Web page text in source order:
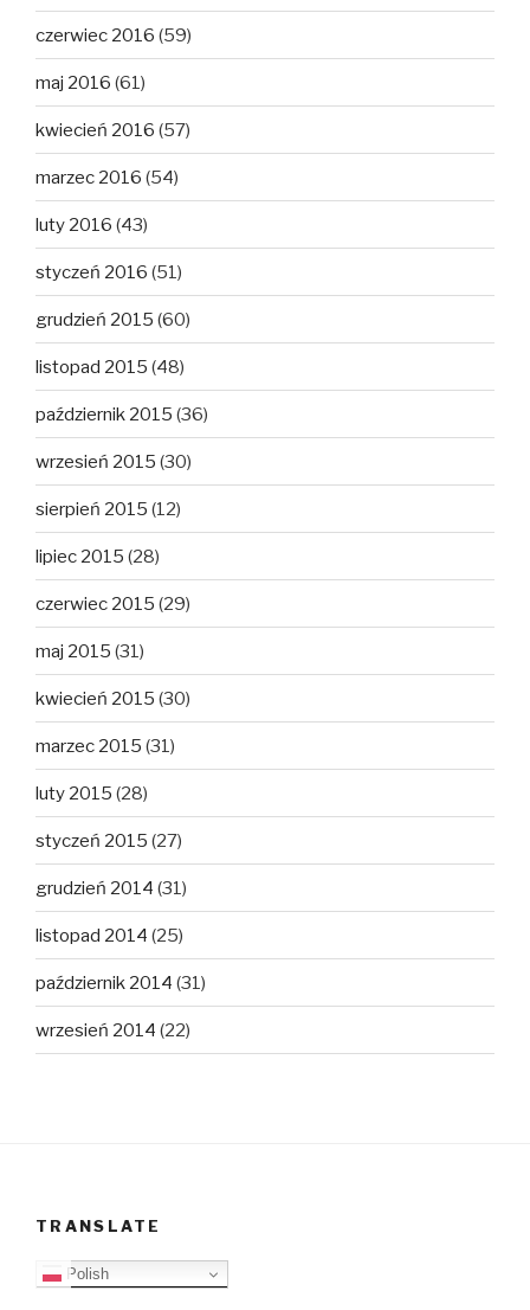
czerwiec 2016 (59)
maj 2016 (61)
kwiecień 2016 (57)
marzec 2016 (54)
luty 2016 (43)
styczeń 2016 (51)
grudzień 2015 (60)
listopad 2015 (48)
październik 2015 (36)
wrzesień 2015 (30)
sierpień 2015 (12)
lipiec 2015 (28)
czerwiec 2015 (29)
maj 2015 (31)
kwiecień 2015 (30)
marzec 2015 (31)
luty 2015 (28)
styczeń 2015 (27)
grudzień 2014 (31)
listopad 2014 (25)
październik 2014 (31)
wrzesień 2014 (22)
TRANSLATE
Polish